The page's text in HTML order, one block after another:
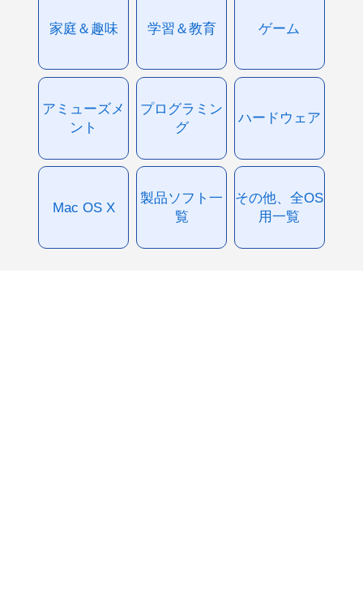
家庭＆趣味 学習＆教育 ゲーム
アミューズメ
ント
プログラミン
グ
ハードウェア
Mac OS X
製品ソフト一
覧
その他、全OS
用一覧